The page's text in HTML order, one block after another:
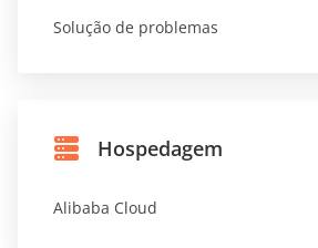
Solução de problemas
Hospedagem
Alibaba Cloud